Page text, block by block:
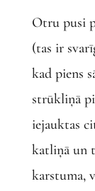
Otru pusi
(tas ir
kad piens
strūkliņā
iejauktas
katliņā un
karstuma,